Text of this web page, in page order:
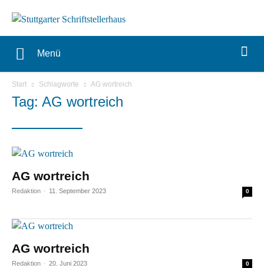
Menü
Start Schlagworte AG wortreich
Tag: AG wortreich
AG wortreich
Redaktion - 11. September 2023 0
AG wortreich
Redaktion - 20. Juni 2023 0